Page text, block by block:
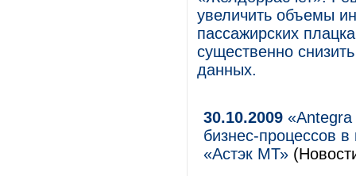
увеличить объемы
пассажирских
существенно
данных.
30.10.2009
бизнес-процессов
«Астэк МТ»